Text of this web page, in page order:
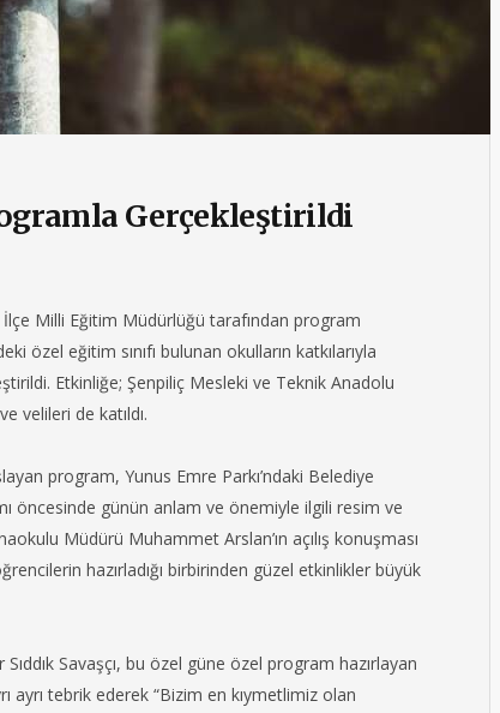
Gerçekleştirildi
İlçe Milli Eğitim Müdürlüğü tarafından program
özel eğitim sınıfı bulunan okulların katkılarıyla
Etkinliğe; Şenpiliç Mesleki ve Teknik Anadolu
velileri de katıldı.
program, Yunus Emre Parkı’ndaki Belediye
öncesinde günün anlam ve önemiyle ilgili resim ve
Müdürü Muhammet Arslan’ın açılış konuşması
hazırladığı birbirinden güzel etkinlikler büyük
Savaşçı, bu özel güne özel program hazırlayan
tebrik ederek “Bizim en kıymetlimiz olan